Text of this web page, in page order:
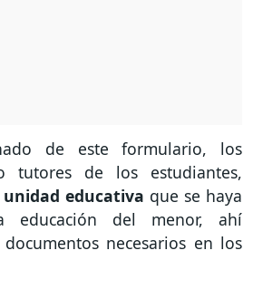
de este formulario, los
tutores de los estudiantes,
educativa que se haya
educación del menor, ahí
necesarios en los